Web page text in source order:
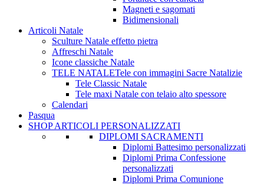
Magneti e sagomati
Bidimensionali
Articoli Natale
Sculture Natale effetto pietra
Affreschi Natale
Icone classiche Natale
TELE NATALETele con immagini Sacre Natalizie
Tele Classic Natale
Tele maxi Natale con telaio alto spessore
Calendari
Pasqua
SHOP ARTICOLI PERSONALIZZATI
DIPLOMI SACRAMENTI
Diplomi Battesimo personalizzati
Diplomi Prima Confessione
personalizzati
Diplomi Prima Comunione